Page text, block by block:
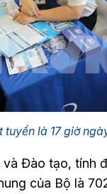
là 17 giờ
Đào tạo, tính
của Bộ là